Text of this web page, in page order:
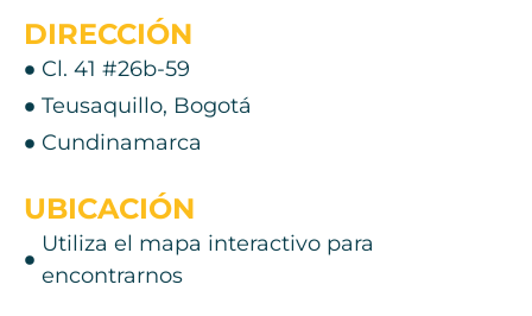
DIRECCIÓN
Cl. 41 #26b-59
Teusaquillo, Bogotá
Cundinamarca
UBICACIÓN
Utiliza el mapa interactivo para
encontrarnos